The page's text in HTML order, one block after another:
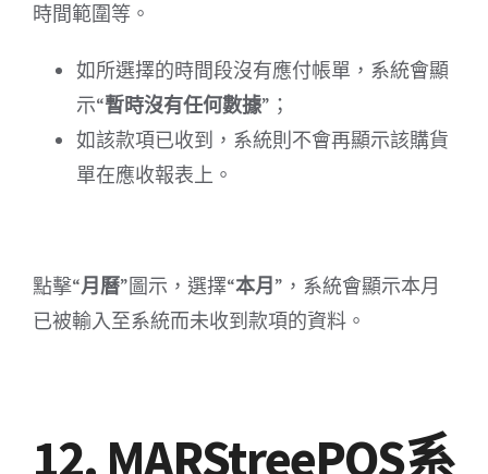
時間範圍等。
如所選擇的時間段沒有應付帳單，系統會顯
示“暫時沒有任何數據”；
如該款項已收到，系統則不會再顯示該購貨
單在應收報表上。
點擊“月曆”圖示，選擇“本月 ”，系統會顯示本月
已被輸入至系統而未收到款項的資料。
12. MARStreePOS系